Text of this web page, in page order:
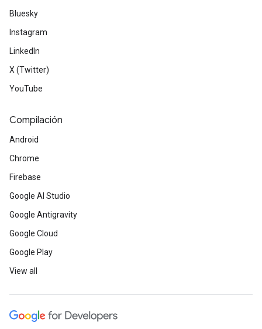
Bluesky
Instagram
LinkedIn
X (Twitter)
YouTube
Compilación
Android
Chrome
Firebase
Google AI Studio
Google Antigravity
Google Cloud
Google Play
View all